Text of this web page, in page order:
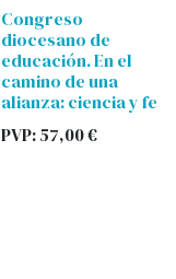
Congreso
diocesano de
educación. En el
camino de una
alianza: ciencia y fe
PVP:57,00€